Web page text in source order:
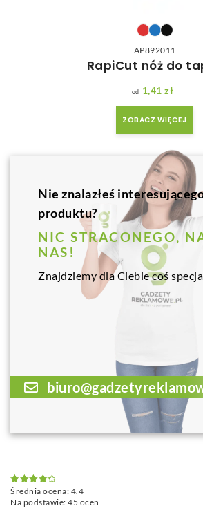
AP892011
RapiCut nóż do
1,41 zł
ZOBACZ WIĘCEJ
Nie znalazłeś
produktu?
NIC STRACONEGO,
NAS!
Znajdziemy dla Ciebie coś
Oceniono
4.4
na 5
Średnia ocena: 4.4
Na podstawie: 45 ocen